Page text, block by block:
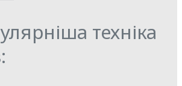
техніка